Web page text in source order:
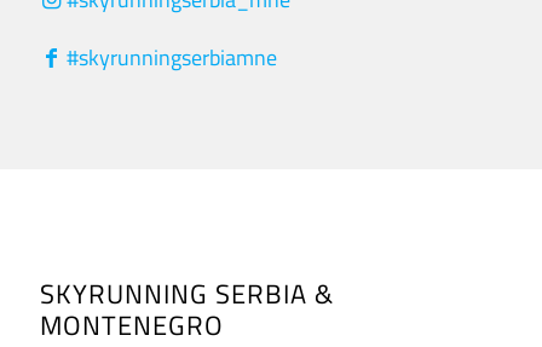
#skyrunningserbiamne
SKYRUNNING SERBIA &
MONTENEGRO